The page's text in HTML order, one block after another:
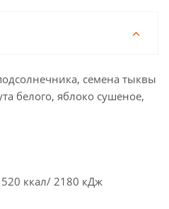
семена тыквы
белого, яблоко сушеное,
520 ккал/ 2180 кДж